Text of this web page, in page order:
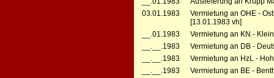
03.01.1983
Vermietung an OHE -
[13.01.1983 vh]
__.01.1983
Vermietung an KN -
__.__.1983
Vermietung an DB -
__.__.1983
Vermietung an HzL -
__.__.1983
Vermietung an BE -